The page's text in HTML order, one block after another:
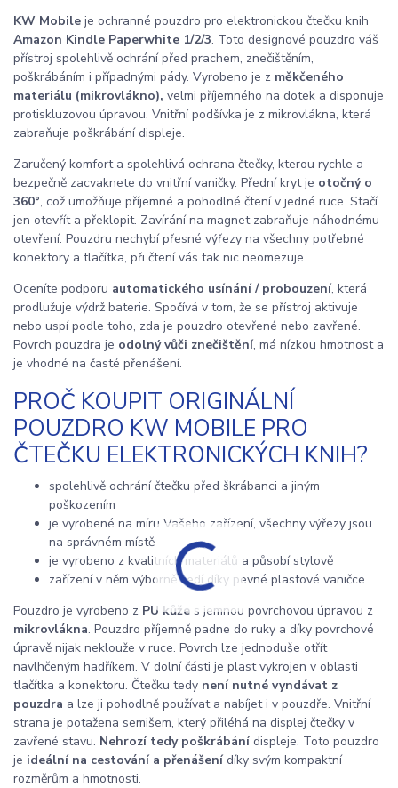
KW Mobile je ochranné pouzdro pro elektronickou čtečku knih
Amazon Kindle Paperwhite 1/2/3. Toto designové pouzdro váš
přístroj spolehlivě ochrání před prachem, znečištěním,
poškrábáním i případnými pády. Vyrobeno je z měkčeného
materiálu (mikrovlákno), velmi příjemného na dotek a disponuje
protiskluzovou úpravou. Vnitřní podšívka je z mikrovlákna, která
zabraňuje poškrábání displeje.
Zaručený komfort a spolehlivá ochrana čtečky, kterou rychle a
bezpečně zacvaknete do vnitřní vaničky. Přední kryt je otočný o
360°, což umožňuje příjemné a pohodlné čtení v jedné ruce. Stačí
jen otevřít a překlopit. Zavírání na magnet zabraňuje náhodnému
otevření. Pouzdru nechybí přesné výřezy na všechny potřebné
konektory a tlačítka, při čtení vás tak nic neomezuje.
Oceníte podporu automatického usínání / probouzení, která
prodlužuje výdrž baterie. Spočívá v tom, že se přístroj aktivuje
nebo uspí podle toho, zda je pouzdro otevřené nebo zavřené.
Povrch pouzdra je odolný vůči znečištění, má nízkou hmotnost a
je vhodné na časté přenášení.
PROČ KOUPIT ORIGINÁLNÍ
POUZDRO KW MOBILE PRO
ČTEČKU ELEKTRONICKÝCH KNIH?
spolehlivě ochrání čtečku před škrábanci a jiným
poškozením
je vyrobené na míru Vašeho zařízení, všechny výřezy jsou
na správném místě
je vyrobeno z kvalitních materiálů a působí stylově
zařízení v něm výborně sedí díky pevné plastové vaničce
Pouzdro je vyrobeno z PU kůže s jemnou povrchovou úpravou z
mikrovlákna. Pouzdro příjemně padne do ruky a díky povrchové
úpravě nijak neklouže v ruce. Povrch lze jednoduše otřít
navlhčeným hadříkem. V dolní části je plast vykrojen v oblasti
tlačítka a konektoru. Čtečku tedy není nutné vyndávat z
pouzdra a lze ji pohodlně používat a nabíjet i v pouzdře. Vnitřní
strana je potažena semišem, který přiléhá na displej čtečky v
zavřené stavu. Nehrozí tedy poškrábánídispleje. Toto pouzdro
je ideální na cestování a přenášenídíky svým kompaktní
rozměrům a hmotnosti.